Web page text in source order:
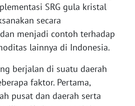
SRG gula kristal
secara
menjadi contoh terhadap
lainnya di Indonesia.
berjalan di suatu daerah
faktor. Pertama,
pusat dan daerah serta